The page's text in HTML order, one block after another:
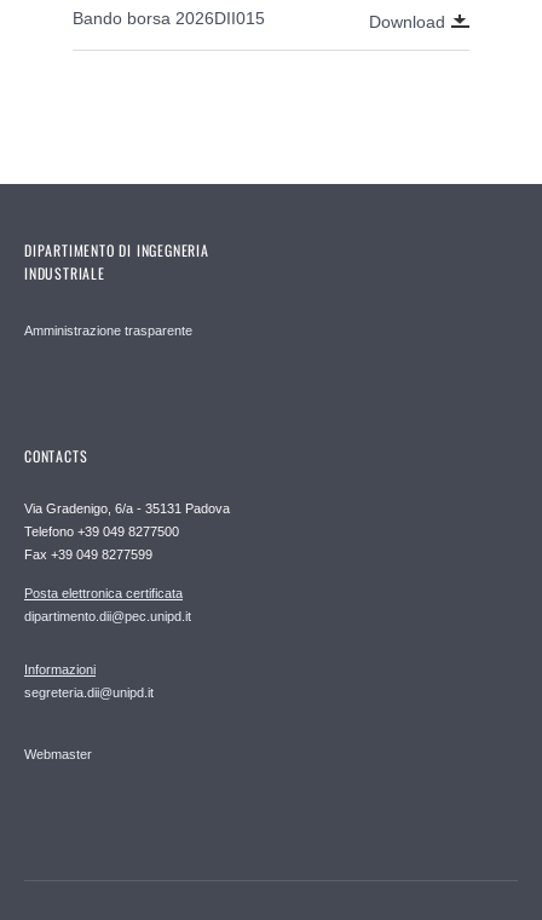
Bando borsa 2026DII015 Download
DIPARTIMENTO DI INGEGNERIA
INDUSTRIALE
Amministrazione trasparente
CONTACTS
Via Gradenigo, 6/a - 35131 Padova
Telefono +39 049 8277500
Fax +39 049 8277599
Posta elettronica certificata
dipartimento.dii@pec.unipd.it
Informazioni
segreteria.dii@unipd.it
Webmaster